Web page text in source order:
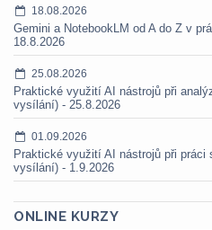
18.08.2026
Gemini a NotebookLM od A do Z v
18.8.2026
25.08.2026
Praktické využití AI nástrojů při
vysílání) - 25.8.2026
01.09.2026
Praktické využití AI nástrojů při práci
vysílání) - 1.9.2026
ONLINE KURZY